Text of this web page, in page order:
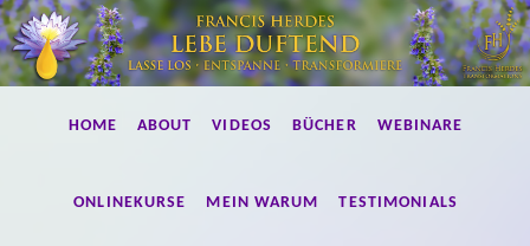
duftend!
HOME ABOUT VIDEOS BÜCHER WEBINARE
ONLINEKURSE MEIN WARUM TESTIMONIALS